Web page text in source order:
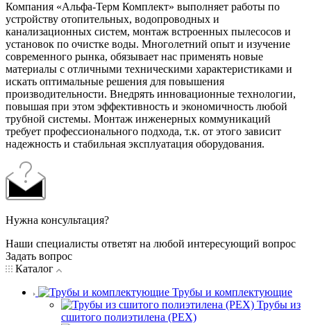
Компания «Альфа-Терм Комплект» выполняет работы по
устройству отопительных, водопроводных и
канализационных систем, монтаж встроенных пылесосов и
установок по очистке воды. Многолетний опыт и изучение
современного рынка, обязывает нас применять новые
материалы с отличными техническими характеристиками и
искать оптимальные решения для повышения
производительности. Внедрять инновационные технологии,
повышая при этом эффективность и экономичность любой
трубной системы. Монтаж инженерных коммуникаций
требует профессионального подхода, т.к. от этого зависит
надежность и стабильная эксплуатация оборудования.
Нужна консультация?
Наши специалисты ответят на любой интересующий вопрос
Задать вопрос
Каталог
Трубы и комплектующие
Трубы из
сшитого полиэтилена (PEX)